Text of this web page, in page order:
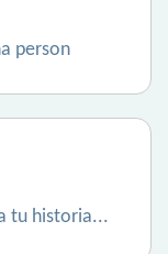
person
tu historia...